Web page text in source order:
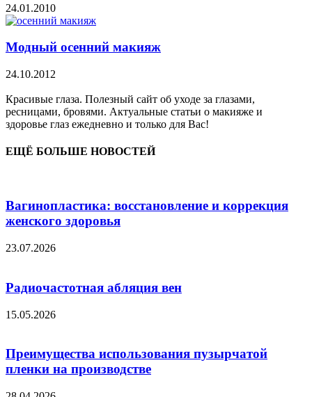
24.01.2010
Модный осенний макияж
24.10.2012
Красивые глаза. Полезный сайт об уходе за глазами,
ресницами, бровями. Актуальные статьи о макияже и
здоровье глаз ежедневно и только для Вас!
ЕЩЁ БОЛЬШЕ НОВОСТЕЙ
Вагинопластика: восстановление и коррекция
женского здоровья
23.07.2026
Радиочастотная абляция вен
15.05.2026
Преимущества использования пузырчатой
пленки на производстве